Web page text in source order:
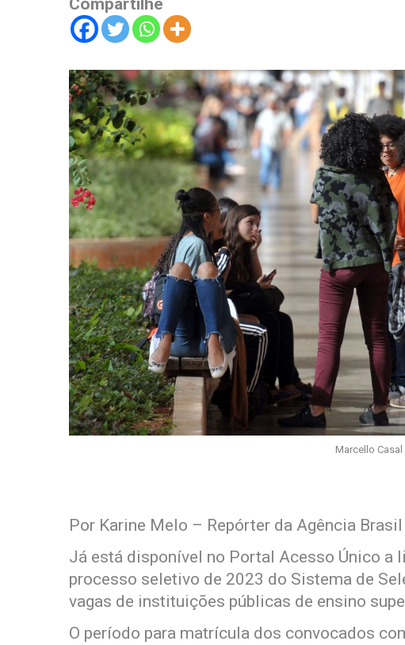
Compartilhe
Marcello Casal
Por Karine Melo – Repórter da Agência Brasil
Já está disponível no Portal Acesso Único a
processo seletivo de 2023 do Sistema de
vagas de instituições públicas de ensino
O período para matrícula dos convocados